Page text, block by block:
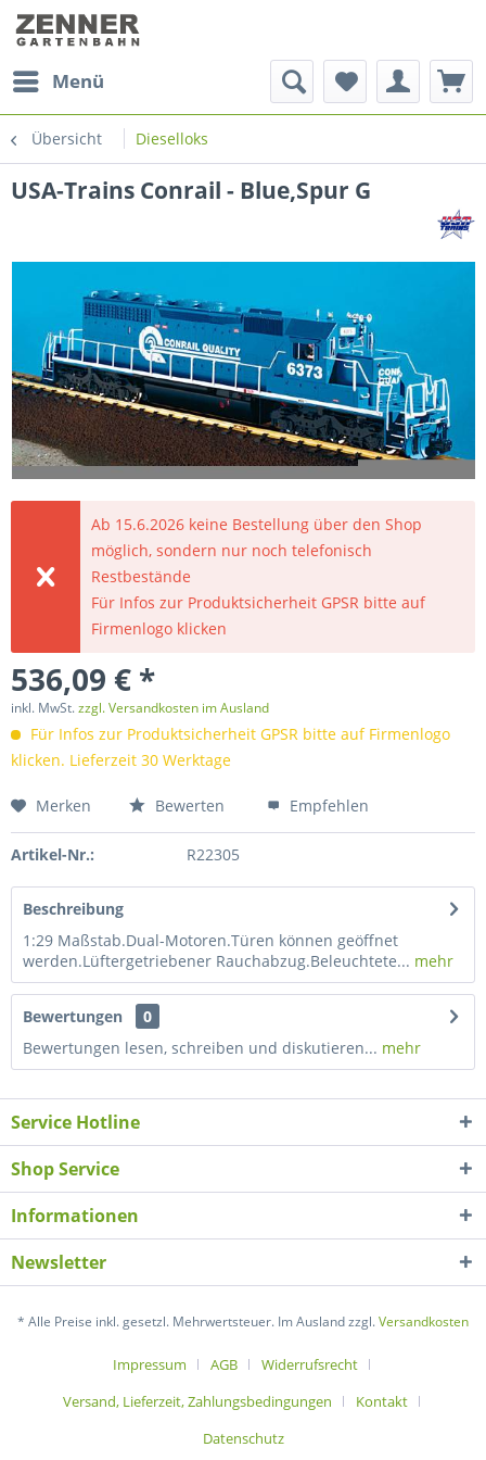
Menü
Übersicht Dieselloks
USA-Trains Conrail - Blue,Spur G
Ab 15.6.2026 keine Bestellung über den Shop
möglich, sondern nur noch telefonisch
Restbestände
Für Infos zur Produktsicherheit GPSR bitte auf
Firmenlogo klicken
536,09 € *
inkl. MwSt.zzgl. Versandkosten im Ausland
Für Infos zur Produktsicherheit GPSR bitte auf Firmenlogo
klicken. Lieferzeit 30 Werktage
Merken Bewerten Empfehlen
Artikel-Nr.: R22305
Beschreibung
1:29 Maßstab.Dual-Motoren.Türen können geöffnet
werden.Lüftergetriebener Rauchabzug.Beleuchtete... mehr
Bewertungen
0
Bewertungen lesen, schreiben und diskutieren... mehr
Service Hotline
Shop Service
Informationen
Newsletter
* Alle Preise inkl. gesetzl. Mehrwertsteuer. Im Ausland zzgl.Versandkosten
Impressum AGB
Widerrufsrecht
Versand, Lieferzeit, Zahlungsbedingungen
Kontakt
Datenschutz